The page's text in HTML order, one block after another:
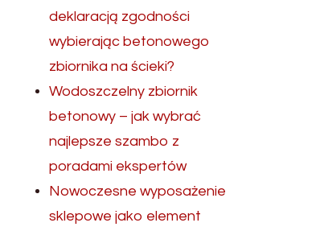
deklaracją zgodności
wybierając betonowego
zbiornika na ścieki?
Wodoszczelny zbiornik
betonowy – jak wybrać
najlepsze szambo z
poradami ekspertów
Nowoczesne wyposażenie
sklepowe jako element